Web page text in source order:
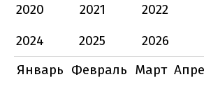
2020 2021 2022
2024
2025
2026
Январь Февраль Март